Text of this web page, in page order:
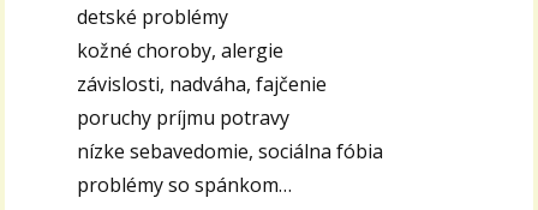
detské problémy
kožné choroby, alergie
závislosti, nadváha, fajčenie
poruchy príjmu potravy
nízke sebavedomie, sociálna fóbia
problémy so spánkom…